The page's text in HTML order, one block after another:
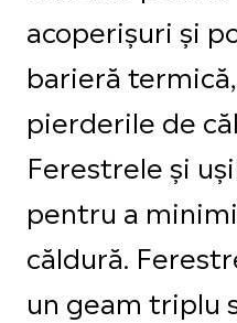
acoperișuri și
barieră
pierderile de
Ferestrele și
pentru a
căldură.
un geam triplu